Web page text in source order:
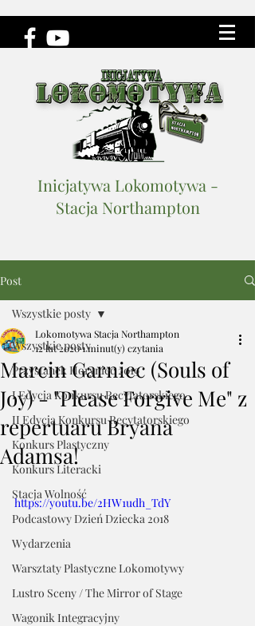
Inicjatywa Lokomotywa -
Stacja Northampton
Post
Wszystkie posty
Przystanek Horyniec 2019
I Edycja Konkursu Recytatorskiego
II Edycja Konkursu Recytatorskiego
Konkurs Plastyczny
Konkurs Literacki
Stacja Wolność
Podcastowy Dzień Dziecka 2018
Wydarzenia
Warsztaty Plastyczne Lokomotywy
Lustro Sceny / The Mirror of Stage
Wagonik Integracyjny
Wszystkie posty
Marcin Garniec (Souls of
Joy) - "Please Forgive Me" z
repertuaru Bryana
Adamsa!
Lokomotywa Stacja Northampton
12 lut 20201 minut(y) czytania
https://youtu.be/2HW1udh_TdY